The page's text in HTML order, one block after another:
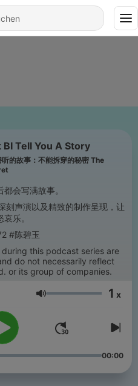
BI Tell You A Story
的故事：不能拆穿的秘密 The
会写满故事。
声演以及精致的制作呈现，让
乐。
#陈碧玉
this podcast series are
do not necessarily reflect
or its group of companies.
Lautstärke 1 x
00:00